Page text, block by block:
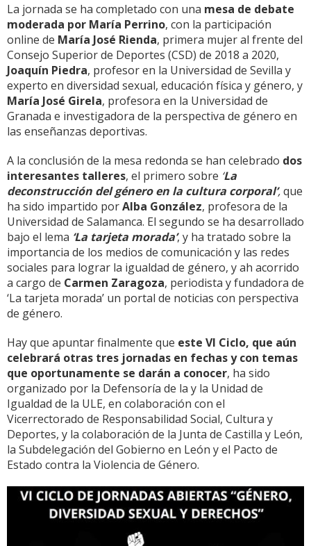
La jornada se ha completado con una mesa de debate
moderada por María Perrino, con la participación
online de María José Rienda, primera mujer al frente del
Consejo Superior de Deportes (CSD) de 2018 a 2020,
Joaquín Piedra, profesor en la Universidad de Sevilla y
experto en diversidad sexual, educación física y género, y
María José Girela, profesora en la Universidad de
Granada e investigadora de la perspectiva de género en
las enseñanzas deportivas.
A la conclusión de la mesa redonda se han celebrado dos
interesantes talleres, el primero sobre ‘La
deconstrucción del género en la cultura corporal’,que
ha sido impartido porAlba González, profesora de la
Universidad de Salamanca. El segundo se ha desarrollado
bajo el lema ‘La tarjeta morada’, y ha tratado sobre la
importancia de los medios de comunicación y las redes
sociales para lograr la igualdad de género, y ah acorrido
a cargo de Carmen Zaragoza, periodista y fundadora de
‘La tarjeta morada’ un portal de noticias con perspectiva
de género.
Hay que apuntar finalmente que este VI Ciclo, que aún
celebrará otras tres jornadas en fechas y con temas
que oportunamente se darán a conocer, ha sido
organizado por la Defensoría de la y la Unidad de
Igualdad de la ULE, en colaboración con el
Vicerrectorado de Responsabilidad Social, Cultura y
Deportes, y la colaboración de la Junta de Castilla y León,
la Subdelegación del Gobierno en León y el Pacto de
Estado contra la Violencia de Género.